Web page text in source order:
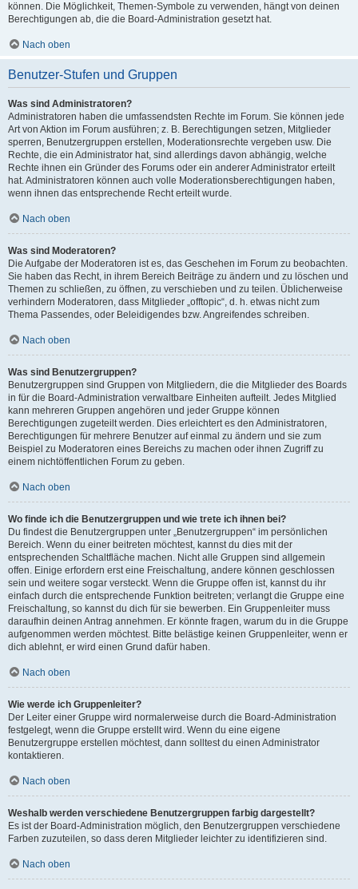
können. Die Möglichkeit, Themen-Symbole zu verwenden, hängt von deinen
Berechtigungen ab, die die Board-Administration gesetzt hat.
Nach oben
Benutzer-Stufen und Gruppen
Was sind Administratoren?
Administratoren haben die umfassendsten Rechte im Forum. Sie können jede
Art von Aktion im Forum ausführen; z. B. Berechtigungen setzen, Mitglieder
sperren, Benutzergruppen erstellen, Moderationsrechte vergeben usw. Die
Rechte, die ein Administrator hat, sind allerdings davon abhängig, welche
Rechte ihnen ein Gründer des Forums oder ein anderer Administrator erteilt
hat. Administratoren können auch volle Moderationsberechtigungen haben,
wenn ihnen das entsprechende Recht erteilt wurde.
Nach oben
Was sind Moderatoren?
Die Aufgabe der Moderatoren ist es, das Geschehen im Forum zu beobachten.
Sie haben das Recht, in ihrem Bereich Beiträge zu ändern und zu löschen und
Themen zu schließen, zu öffnen, zu verschieben und zu teilen. Üblicherweise
verhindern Moderatoren, dass Mitglieder „offtopic“, d. h. etwas nicht zum
Thema Passendes, oder Beleidigendes bzw. Angreifendes schreiben.
Nach oben
Was sind Benutzergruppen?
Benutzergruppen sind Gruppen von Mitgliedern, die die Mitglieder des Boards
in für die Board-Administration verwaltbare Einheiten aufteilt. Jedes Mitglied
kann mehreren Gruppen angehören und jeder Gruppe können
Berechtigungen zugeteilt werden. Dies erleichtert es den Administratoren,
Berechtigungen für mehrere Benutzer auf einmal zu ändern und sie zum
Beispiel zu Moderatoren eines Bereichs zu machen oder ihnen Zugriff zu
einem nichtöffentlichen Forum zu geben.
Nach oben
Wo finde ich die Benutzergruppen und wie trete ich ihnen bei?
Du findest die Benutzergruppen unter „Benutzergruppen“ im persönlichen
Bereich. Wenn du einer beitreten möchtest, kannst du dies mit der
entsprechenden Schaltfläche machen. Nicht alle Gruppen sind allgemein
offen. Einige erfordern erst eine Freischaltung, andere können geschlossen
sein und weitere sogar versteckt. Wenn die Gruppe offen ist, kannst du ihr
einfach durch die entsprechende Funktion beitreten; verlangt die Gruppe eine
Freischaltung, so kannst du dich für sie bewerben. Ein Gruppenleiter muss
daraufhin deinen Antrag annehmen. Er könnte fragen, warum du in die Gruppe
aufgenommen werden möchtest. Bitte belästige keinen Gruppenleiter, wenn er
dich ablehnt, er wird einen Grund dafür haben.
Nach oben
Wie werde ich Gruppenleiter?
Der Leiter einer Gruppe wird normalerweise durch die Board-Administration
festgelegt, wenn die Gruppe erstellt wird. Wenn du eine eigene
Benutzergruppe erstellen möchtest, dann solltest du einen Administrator
kontaktieren.
Nach oben
Weshalb werden verschiedene Benutzergruppen farbig dargestellt?
Es ist der Board-Administration möglich, den Benutzergruppen verschiedene
Farben zuzuteilen, so dass deren Mitglieder leichter zu identifizieren sind.
Nach oben